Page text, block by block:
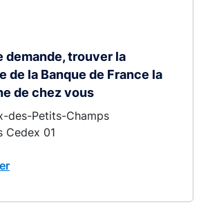
demande, trouver la
de la Banque de France la
de chez vous
des-Petits-Champs
Cedex 01